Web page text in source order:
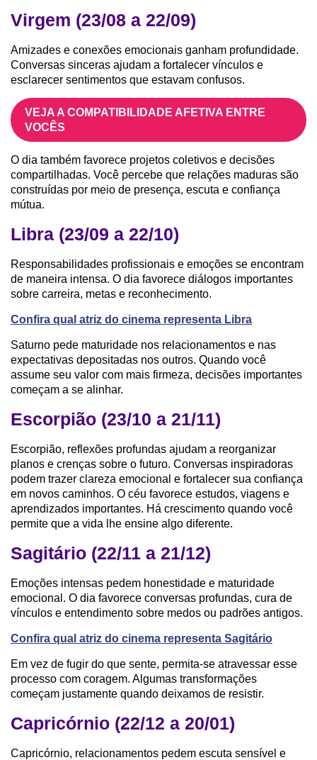
Virgem (23/08 a 22/09)
Amizades e conexões emocionais ganham profundidade.
Conversas sinceras ajudam a fortalecer vínculos e
esclarecer sentimentos que estavam confusos.
VEJA A COMPATIBILIDADE AFETIVA ENTRE
VOCÊS
O dia também favorece projetos coletivos e decisões
compartilhadas. Você percebe que relações maduras são
construídas por meio de presença, escuta e confiança
mútua.
Libra (23/09 a 22/10)
Responsabilidades profissionais e emoções se encontram
de maneira intensa. O dia favorece diálogos importantes
sobre carreira, metas e reconhecimento.
Confira qual atriz do cinema representa Libra
Saturno pede maturidade nos relacionamentos e nas
expectativas depositadas nos outros. Quando você
assume seu valor com mais firmeza, decisões importantes
começam a se alinhar.
Escorpião (23/10 a 21/11)
Escorpião, reflexões profundas ajudam a reorganizar
planos e crenças sobre o futuro. Conversas inspiradoras
podem trazer clareza emocional e fortalecer sua confiança
em novos caminhos. O céu favorece estudos, viagens e
aprendizados importantes. Há crescimento quando você
permite que a vida lhe ensine algo diferente.
Sagitário (22/11 a 21/12)
Emoções intensas pedem honestidade e maturidade
emocional. O dia favorece conversas profundas, cura de
vínculos e entendimento sobre medos ou padrões antigos.
Confira qual atriz do cinema representa Sagitário
Em vez de fugir do que sente, permita-se atravessar esse
processo com coragem. Algumas transformações
começam justamente quando deixamos de resistir.
Capricórnio (22/12 a 20/01)
Capricórnio, relacionamentos pedem escuta sensível e